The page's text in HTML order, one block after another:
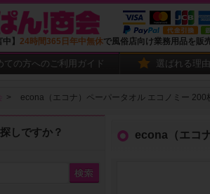
】 24時間365日年中無休で風俗店向け業務用品を販
ての方へのご利用ガイド 選ばれる理由
econa（エコナ）ペーパータオル エコノミー 200
しですか？ econa（エコ